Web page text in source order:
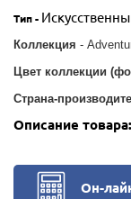
Тип -
Коллекция -
Цвет коллекции
Страна-
Описание товара:
Он-